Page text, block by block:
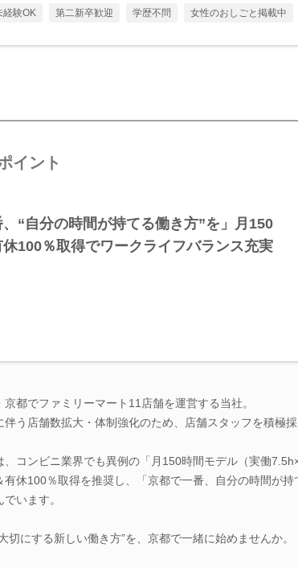
経験OK 第二新卒歓迎 学歴不問 女性のおしごと掲載中
イント
、“自分の時間が持てる働き方”を」月150
休100％取得でワークライフバランス充実
京都でファミリーマート11店舗を運営する当社。
伴う店舗数拡大・体制強化のため、店舗スタッフを積極採
、コンビニ業界でも異例の「月150時間モデル（実働
有休100％取得を推奨し、「京都で一番、自分の時間が
います。
切にする新しい働き方”を、京都で一緒に始めませんか。